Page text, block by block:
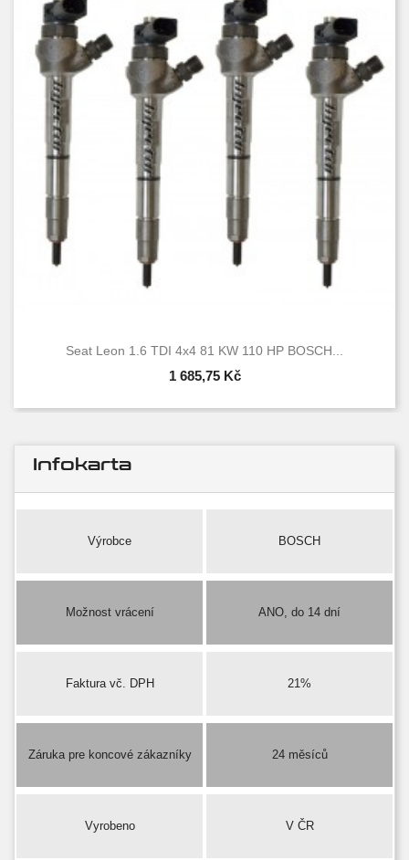
Seat Leon 1.6 TDI 4x4 81 KW 110 HP BOSCH...
1 685,75 Kč
Infokarta
Výrobce BOSCH
Možnost vrácení ANO, do 14 dní
Faktura vč. DPH 21%
Záruka pre koncové zákazníky 24 měsíců
Vyrobeno V ČR